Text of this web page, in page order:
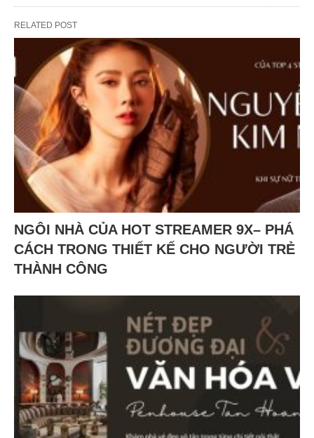
RELATED POST
NGÔI NHÀ CỦA HOT STREAMER 9X– PHÁ
CÁCH TRONG THIẾT KẾ CHO NGƯỜI TRẺ
THÀNH CÔNG